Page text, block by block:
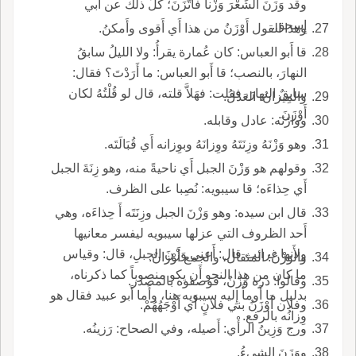
وقد وَزَنَ الشِّعْرَ وَزْناً فاتَّزَنَ؛ كلّ ذلك عن أَبي
إِسحق.
وهذا القول أَوْزَنُ من هذا أَي أَقوى وأَمكنُ.
قا أَبو العباس: كان عُمارة يقرأُ: ولا الليلُ سابقُ
النهارَ، بالنصب؛ قا أَبو العباس: ما أَرَدْتَ؟ فقال:
سابقٌ النهارَ، فقلت: فهَلاَّ قلته، قال لو قُلْتُهُ لكان
أَوْزَنَ.
والمِيزانُ: العَدْلُ.
ووازَنَه: عادل وقابله.
وهو وَزْنَهُ وزِنَتَهُ ووِزانَهُ وبوِزانه أَي قُبَالَتَه.
وقولهم هو وَزْنَ الجبل أَي ناحيةً منه، وهو زِنَةَ الجبل
أَي حِذاءَه؛ قا سيبويه: نُصِبا على الظرف.
قال ابن سيده: وهو وَزْنَ الجبل وزِنَتَه أَ حِذاءَه، وهي
أَحد الظروف التي عزلها سيبويه ليفسر معانيها
ولأَنها غرائب قال: أَعني وَزْنَ الجبلِ، قال: وقياس
ما كان من هذا النحو أَن يكو منصوباً كما ذكرناه،
بدليل ما أَومأَ إِليه سيبويه هنا، وأَما أَبو عبيد فقال هو
وِزانُه بالرفع.
والوَزْنُ: المثقال، والجمع أَوْزانٌ.
وقالوا: دره وَزْنٌ، فوصفوه بالمصدر.
وفلان أَوْزَنُ بني فلانٍ أَي أَوْجَهُهُمْ.
ورج وَزِينُ الرأْي: أَصيله، وفي الصحاح: رَزينُه.
ووَزَنَ الشيءُ.